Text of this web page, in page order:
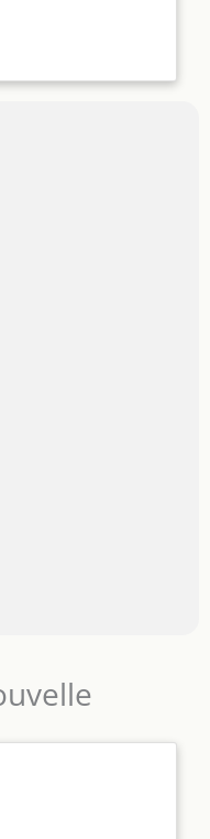
À chaque tour, les
particuliers pour
cité. Cela ajoute
et la stratégie.
45 minutes,
8 cartes
pions Pièce d'Or, 7